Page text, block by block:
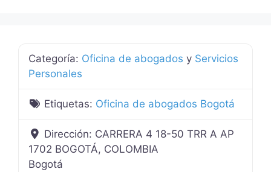
Categoría: Oficina de abogados y Servicios
Personales
Etiquetas: Oficina de abogados Bogotá
Dirección: CARRERA 4 18-50 TRR A AP
1702 BOGOTÁ, COLOMBIA
Bogotá